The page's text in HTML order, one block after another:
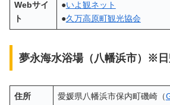
Webサイ
ト
●いよ観ネット
●久万高原町観光協会
夢永海水浴場（八幡浜市）※
住所 愛媛県八幡浜市保内町磯崎（